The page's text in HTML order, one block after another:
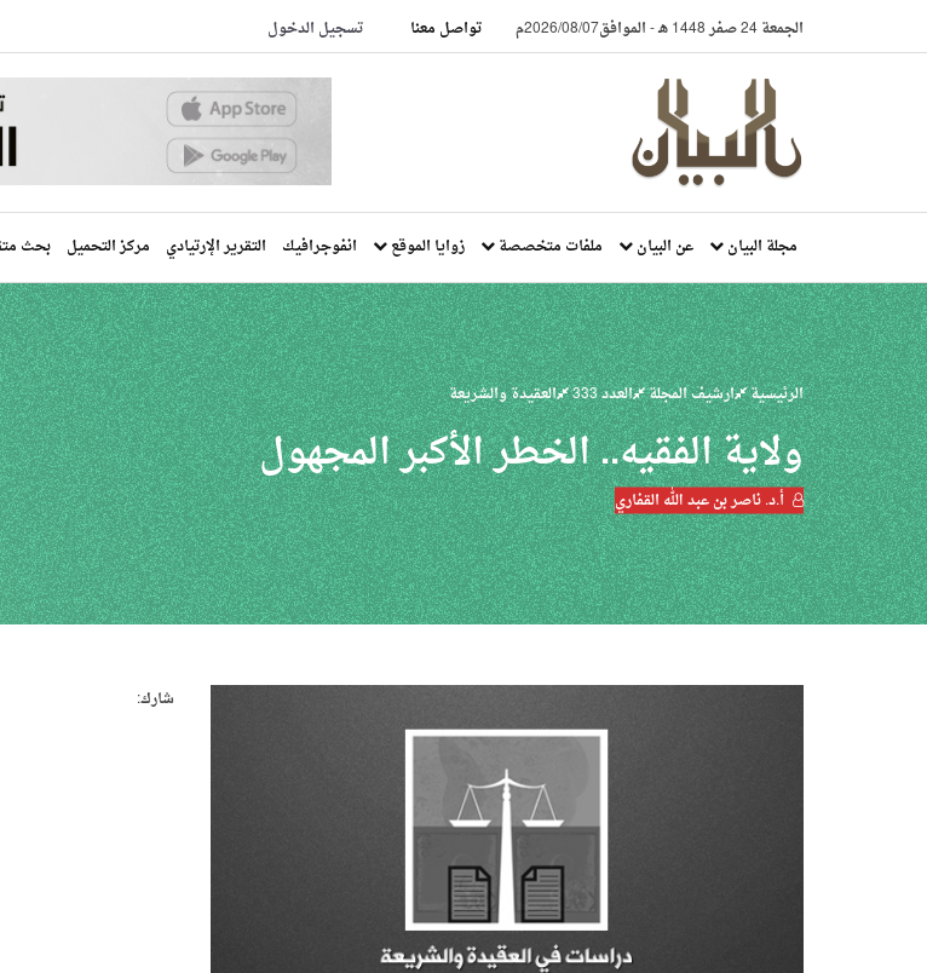
الجمعة 24 صفر 1448 هـ -الموافق2026/08/07م تواصل معنا تسجيل الدخول
مجلة البيان عن البيان ملفات متخصصة زوايا الموقع انفوجرافيك التقرير الإرتيادي مركز التحميل بحث
الرئيسية ارشيف المجلة العدد 333 العقيدة والشريعة
ولاية الفقيه.. الخطر الأكبر المجهول
أ.د. ناصر بن عبد الله القفاري
شارك: